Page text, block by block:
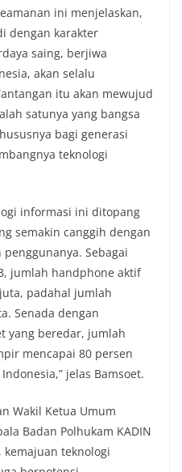
ini menjelaskan,
dengan karakter
saing, berjiwa
akan selalu
itu akan mewujud
satunya yang bangsa
bagi generasi
teknologi
informasi ini ditopang
semakin canggih dengan
Sebagai
jumlah handphone aktif
padahal jumlah
Senada dengan
yang beredar, jumlah
mencapai 80 persen
jelas Bamsoet.
Wakil Ketua Umum
Badan Polhukam KADIN
teknologi